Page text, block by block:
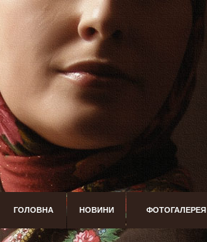
ГОЛОВНА НОВИНИ ФОТОГАЛЕРЕЯ